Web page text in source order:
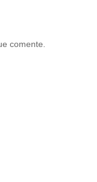
comente.